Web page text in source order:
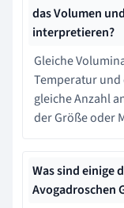
das Volumen
interpretieren?
Gleiche
Temperatur
gleiche Anzahl
der Größe oder
Was sind einige
Avogadroschen